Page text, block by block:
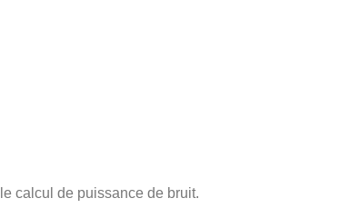
calcul de puissance de bruit.